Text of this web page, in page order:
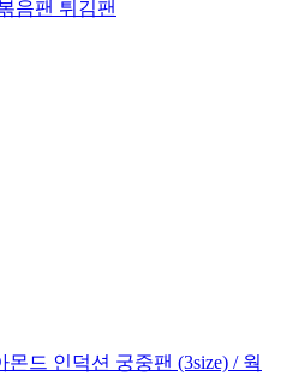
음팬 튀김팬
드 인덕션 궁중팬 (3size) / 웍